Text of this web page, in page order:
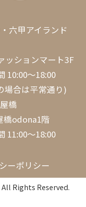
六甲アイランド
ッションマート3F
10:00～18:00
場合は平常通り)
橋
橋odona1階
11:00～18:00
ーポリシー
Rights Reserved.